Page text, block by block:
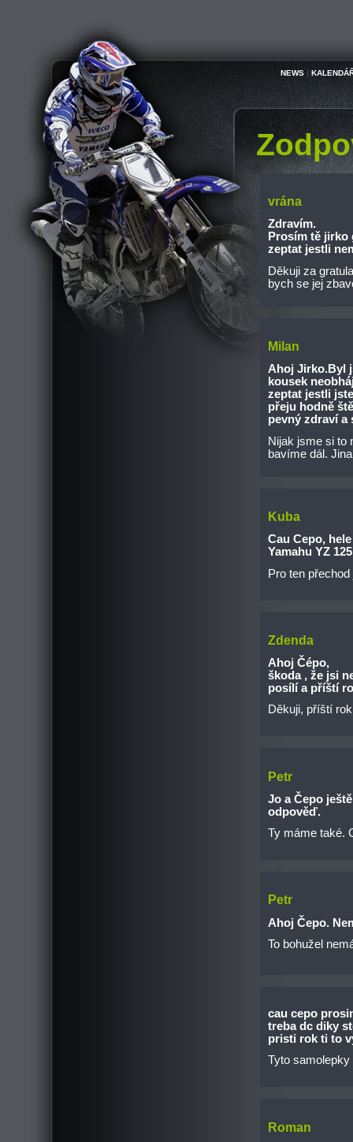
vrána
Zdravím.
Prosím tě jirko
zeptat jestli
Děkuji za
bych se jej
Milan
Ahoj Jirko.Byl
kousek
zeptat jestli
přeju hodně
pevný zdraví a
Nijak jsme si to
bavíme dál.
Kuba
Cau Cepo,
Yamahu YZ
Pro ten
Zdenda
Ahoj Čépo,
škoda , že jsi
posílí a příští
Děkuji, příští
Petr
Jo a Čepo
odpověď.
Ty máme také.
Petr
Ahoj Čepo.
To bohužel
cau cepo
treba dc diky
pristi rok ti to
Tyto samolepky
Roman
NEWS |